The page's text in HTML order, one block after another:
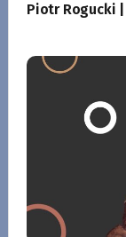
Piotr Rogucki